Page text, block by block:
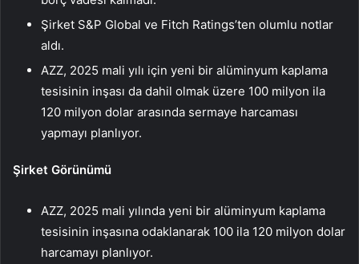
Şirket S&P Global ve Fitch Ratings’ten olumlu notlar
aldı.
AZZ, 2025 mali yılı için yeni bir alüminyum kaplama
tesisinin inşası da dahil olmak üzere 100 milyon ila
120 milyon dolar arasında sermaye harcaması
yapmayı planlıyor.
Şirket Görünümü
AZZ, 2025 mali yılında yeni bir alüminyum kaplama
tesisinin inşasına odaklanarak 100 ila 120 milyon dolar
harcamayı planlıyor.